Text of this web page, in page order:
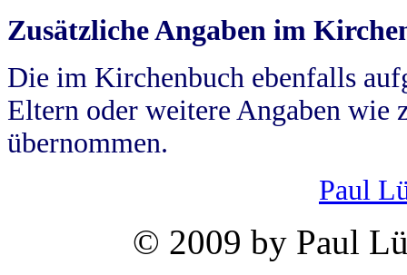
Zusätzliche Angaben im
Die im Kirchenbuch ebenfalls
Eltern oder weitere Angaben wie
übernommen.
Paul
© 2009 by Paul